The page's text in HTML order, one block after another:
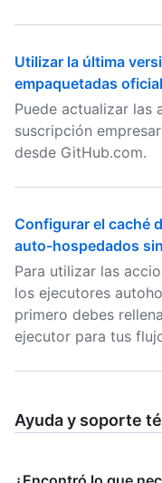
Utilizar la última
empaquetadas
Puede actualizar las
suscripción
desde GitHub.com.
Configurar el caché
auto-hospedados
Para utilizar las
los ejecutores
primero debes
ejecutor para tus
Ayuda y soporte